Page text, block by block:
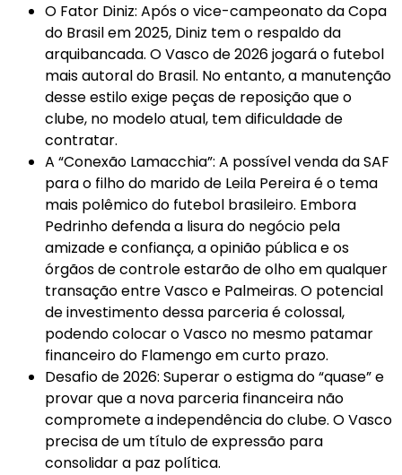
O Fator Diniz: Após o vice-campeonato da Copa
do Brasil em 2025, Diniz tem o respaldo da
arquibancada. O Vasco de 2026 jogará o futebol
mais autoral do Brasil. No entanto, a manutenção
desse estilo exige peças de reposição que o
clube, no modelo atual, tem dificuldade de
contratar.
A “Conexão Lamacchia”: A possível venda da SAF
para o filho do marido de Leila Pereira é o tema
mais polêmico do futebol brasileiro. Embora
Pedrinho defenda a lisura do negócio pela
amizade e confiança, a opinião pública e os
órgãos de controle estarão de olho em qualquer
transação entre Vasco e Palmeiras. O potencial
de investimento dessa parceria é colossal,
podendo colocar o Vasco no mesmo patamar
financeiro do Flamengo em curto prazo.
Desafio de 2026: Superar o estigma do “quase” e
provar que a nova parceria financeira não
compromete a independência do clube. O Vasco
precisa de um título de expressão para
consolidar a paz política.